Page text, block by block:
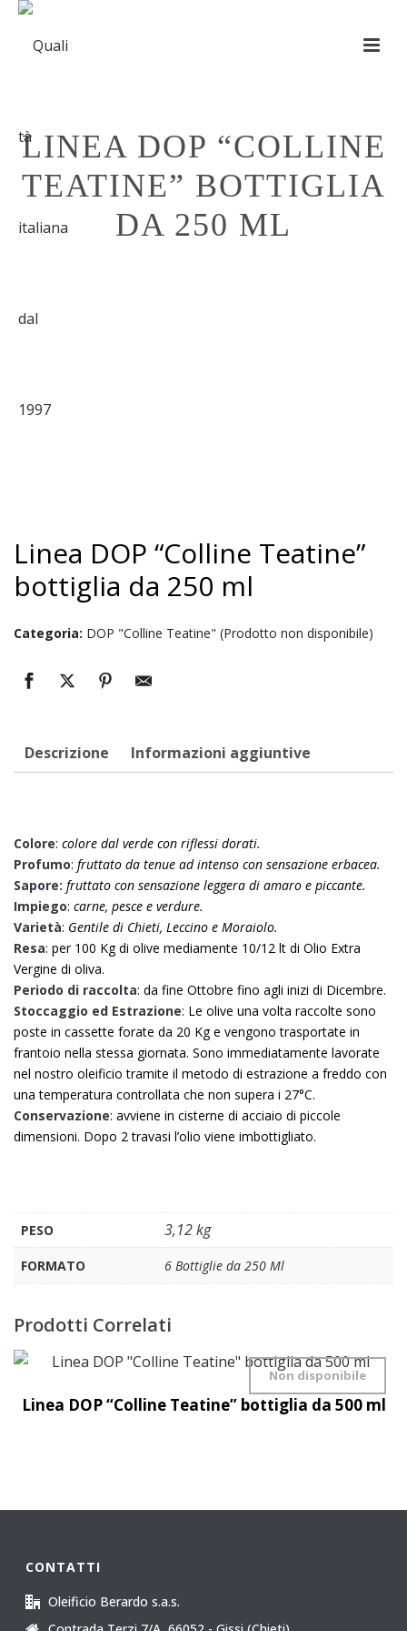
LINEA DOP “COLLINE
TEATINE” BOTTIGLIA
DA 250 ML
Linea DOP “Colline Teatine”
bottiglia da 250 ml
Categoria: DOP "Colline Teatine" (Prodotto non disponibile)
Descrizione Informazioni aggiuntive
Colore: colore dal verde con riflessi dorati.
Profumo: fruttato da tenue ad intenso con sensazione erbacea.
Sapore: fruttato con sensazione leggera di amaro e piccante.
Impiego: carne, pesce e verdure.
Varietà: Gentile di Chieti, Leccino e Moraiolo.
Resa: per 100 Kg di olive mediamente 10/12 lt di Olio Extra
Vergine di oliva.
Periodo di raccolta: da fine Ottobre fino agli inizi di Dicembre.
Stoccaggio ed Estrazione: Le olive una volta raccolte sono
poste in cassette forate da 20 Kg e vengono trasportate in
frantoio nella stessa giornata. Sono immediatamente lavorate
nel nostro oleificio tramite il metodo di estrazione a freddo con
una temperatura controllata che non supera i 27°C.
Conservazione: avviene in cisterne di acciaio di piccole
dimensioni. Dopo 2 travasi l’olio viene imbottigliato.
PESO 3,12 kg
FORMATO 6 Bottiglie da 250 Ml
Prodotti Correlati
Linea DOP “Colline Teatine” bottiglia da 500 ml
Non disponibile
CONTATTI
Oleificio Berardo s.a.s.